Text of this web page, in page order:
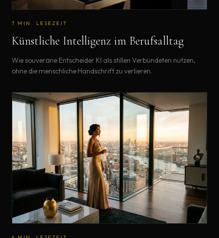
7 MIN. LESEZEIT
Künstliche Intelligenz im Berufsalltag
Wie souveräne Entscheider KI als stillen Verbündeten nutzen,
ohne die menschliche Handschrift zu verlieren.